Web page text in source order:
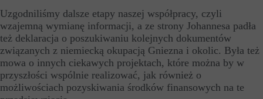
Uzgodniliśmy dalsze etapy naszej współpracy, czyli
wzajemną wymianę informacji, a ze strony Johannesa padła
też deklaracja o poszukiwaniu kolejnych dokumentów
związanych z niemiecką okupacją Gniezna i okolic. Była też
mowa o innych ciekawych projektach, które można by w
przyszłości wspólnie realizować, jak również o
możliwościach pozyskiwania środków finansowych na te